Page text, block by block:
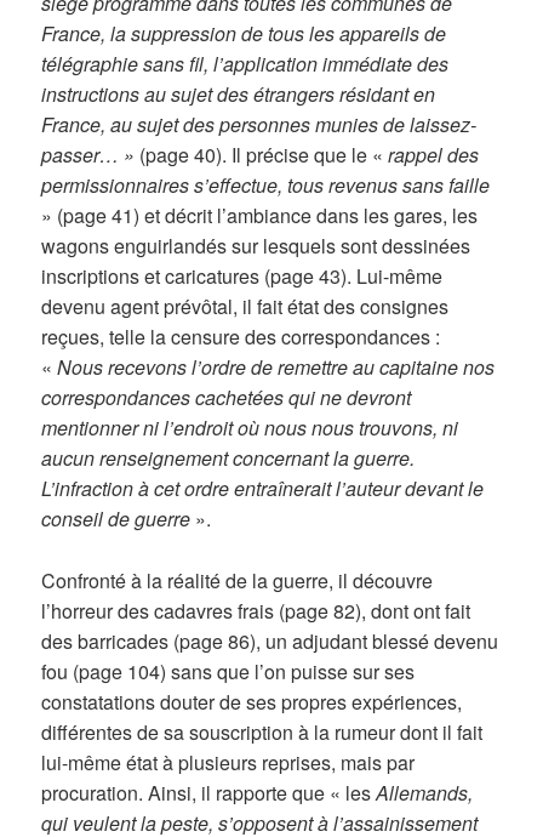
France, la suppression de tous les appareils de
télégraphie sans fil, l’application immédiate des
instructions au sujet des étrangers résidant en
France, au sujet des personnes munies de laissez-
passer… » (page 40). Il précise que le «rappel des
permissionnaires s’effectue, tous revenus sans faille
» (page 41) et décrit l’ambiance dans les gares, les
wagons enguirlandés sur lesquels sont dessinées
inscriptions et caricatures (page 43). Lui-même
devenu agent prévôtal, il fait état des consignes
reçues, telle la censure des correspondances :
«Nous recevons l’ordre de remettre au capitaine nos
correspondances cachetées qui ne devront
mentionner ni l’endroit où nous nous trouvons, ni
aucun renseignement concernant la guerre.
L’infraction à cet ordre entraînerait l’auteur devant le
conseil de guerre ».
Confronté à la réalité de la guerre, il découvre
l’horreur des cadavres frais (page 82), dont ont fait
des barricades (page 86), un adjudant blessé devenu
fou (page 104) sans que l’on puisse sur ses
constatations douter de ses propres expériences,
différentes de sa souscription à la rumeur dont il fait
lui-même état à plusieurs reprises, mais par
procuration. Ainsi, il rapporte que « lesAllemands,
qui veulent la peste, s’opposent à l’assainissement